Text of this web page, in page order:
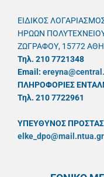
ΕΙΔΙΚΟΣ
ΗΡΩΩΝ
ΖΩΓΡΑΦΟΥ, 15772
Τηλ. 210 7721348
Email:
ΠΛΗΡΟΦΟΡΙΕΣ
Τηλ. 210 7722961
ΥΠΕΥΘYΝΟΣ
elke_dpo@mail.ntua.gr